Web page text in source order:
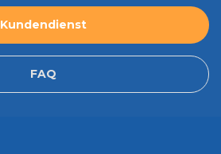
Kundendienst
FAQ